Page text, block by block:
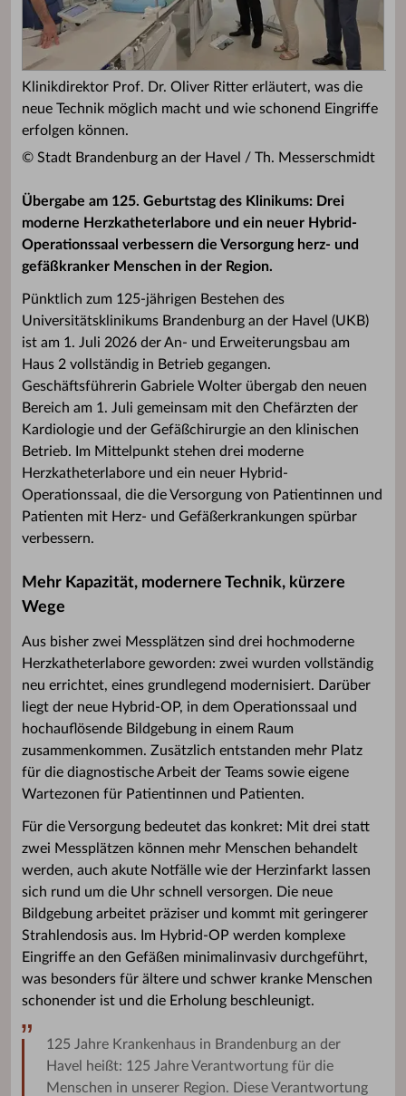
Klinikdirektor Prof. Dr. Oliver Ritter erläutert, was die
neue Technik möglich macht und wie schonend Eingriffe
erfolgen können.
© Stadt Brandenburg an der Havel / Th. Messerschmidt
Übergabe am 125. Geburtstag des Klinikums: Drei
moderne Herzkatheterlabore und ein neuer Hybrid-
Operationssaal verbessern die Versorgung herz- und
gefäßkranker Menschen in der Region.
Pünktlich zum 125-jährigen Bestehen des
Universitätsklinikums Brandenburg an der Havel (UKB)
ist am 1. Juli 2026 der An- und Erweiterungsbau am
Haus 2 vollständig in Betrieb gegangen.
Geschäftsführerin Gabriele Wolter übergab den neuen
Bereich am 1. Juli gemeinsam mit den Chefärzten der
Kardiologie und der Gefäßchirurgie an den klinischen
Betrieb. Im Mittelpunkt stehen drei moderne
Herzkatheterlabore und ein neuer Hybrid-
Operationssaal, die die Versorgung von Patientinnen und
Patienten mit Herz- und Gefäßerkrankungen spürbar
verbessern.
Mehr Kapazität, modernere Technik, kürzere
Wege
Aus bisher zwei Messplätzen sind drei hochmoderne
Herzkatheterlabore geworden: zwei wurden vollständig
neu errichtet, eines grundlegend modernisiert. Darüber
liegt der neue Hybrid-OP, in dem Operationssaal und
hochauflösende Bildgebung in einem Raum
zusammenkommen. Zusätzlich entstanden mehr Platz
für die diagnostische Arbeit der Teams sowie eigene
Wartezonen für Patientinnen und Patienten.
Für die Versorgung bedeutet das konkret: Mit drei statt
zwei Messplätzen können mehr Menschen behandelt
werden, auch akute Notfälle wie der Herzinfarkt lassen
sich rund um die Uhr schnell versorgen. Die neue
Bildgebung arbeitet präziser und kommt mit geringerer
Strahlendosis aus. Im Hybrid-OP werden komplexe
Eingriffe an den Gefäßen minimalinvasiv durchgeführt,
was besonders für ältere und schwer kranke Menschen
schonender ist und die Erholung beschleunigt.
125 Jahre Krankenhaus in Brandenburg an der
Havel heißt: 125 Jahre Verantwortung für die
Menschen in unserer Region. Diese Verantwortung